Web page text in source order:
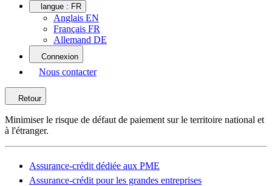
langue : FR
Anglais EN
Français FR
Allemand DE
Connexion
Nous contacter
Retour
Minimiser le risque de défaut de paiement sur le territoire national et
à l'étranger.
Assurance-crédit dédiée aux PME
Assurance-crédit pour les grandes entreprises